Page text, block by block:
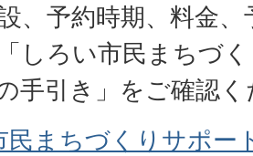
、予約時期、料金
しろい市民まちづ
手引き」をご確認
民まちづくりサポー